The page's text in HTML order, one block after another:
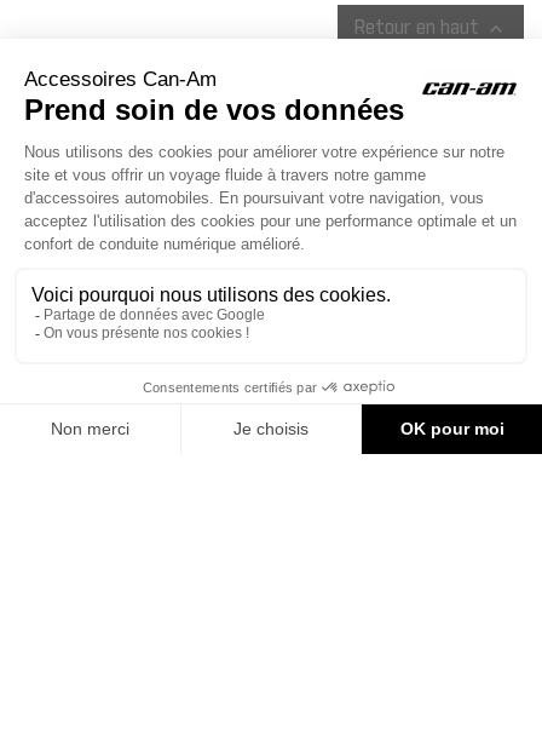
Retour en haut 
ACCESSOIRES CAN-AM
Le site d'accessoires Can-Am vous propose des accessoires d'origine
pour équiper votre véhicule 3 roues (On Road) ou votre véhicule tout
© Groupe Legrand 2025